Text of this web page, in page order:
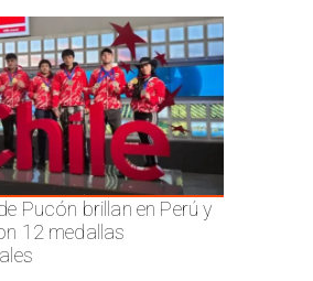
Pucón brillan en Perú y
12 medallas